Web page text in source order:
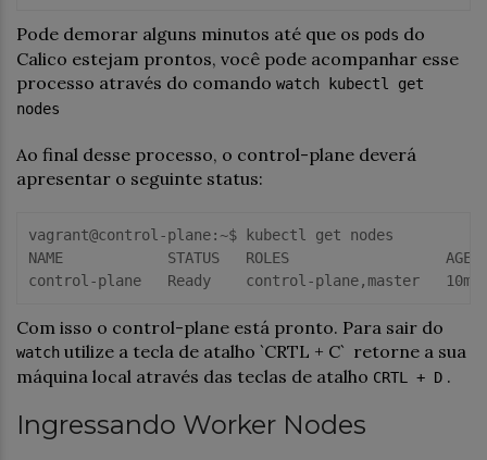
Pode demorar alguns minutos até que os pods do
Calico estejam prontos, você pode acompanhar esse
processo através do comando watch kubectl get
nodes
Ao final desse processo, o control-plane deverá
apresentar o seguinte status:
vagrant@control-plane:~$ kubectl get nodes
control -plane
   Ready
control -plane,master 10m
Com isso o control-plane está pronto. Para sair do
watch utilize a tecla de atalho `CRTL + C` retorne a sua
máquina local através das teclas de atalho CRTL + D .
Ingressando Worker Nodes